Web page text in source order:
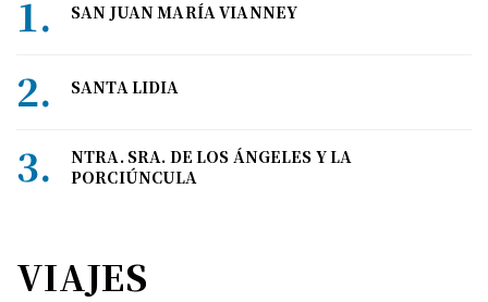
SAN JUAN MARÍA VIANNEY
SANTA LIDIA
NTRA. SRA. DE LOS ÁNGELES Y LA
PORCIÚNCULA
VIAJES